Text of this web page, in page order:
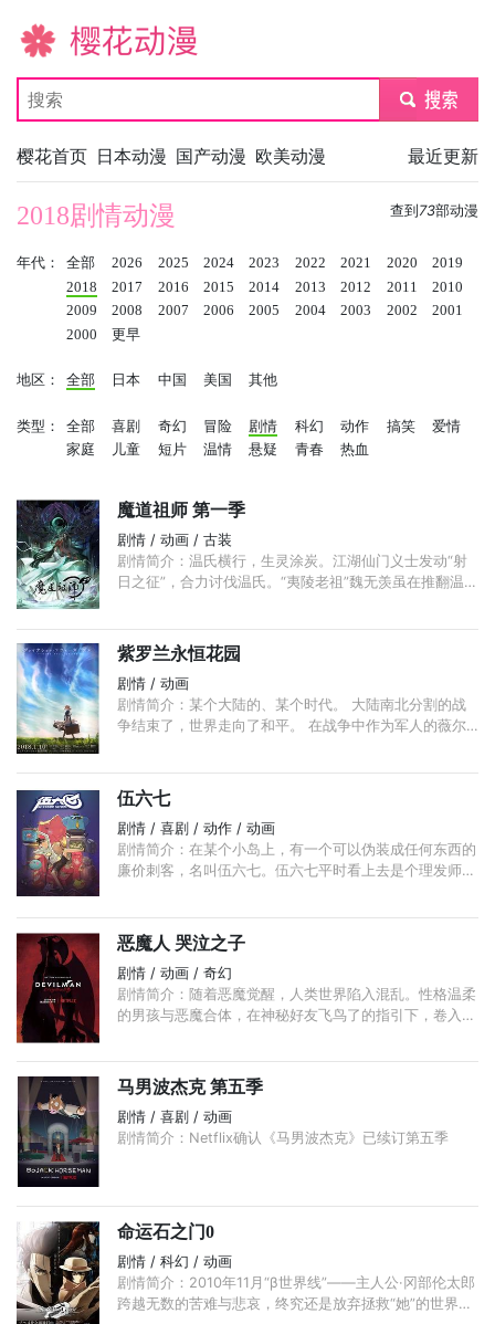
樱花动漫
submit
樱花首页 日本动漫 国产动漫 欧美动漫 最近更新
查到 73部动漫
2018剧情动漫
年代： 全部 2026 2025 2024 2023 2022 2021 2020
2019
2018
2017 2016 2015 2014 2013 2012 2011
2010
2009
2008 2007 2006 2005 2004 2003 2002
2001
2000
更早
地区： 全部 日本 中国 美国 其他
类型： 全部 喜剧 奇幻 冒险 剧情 科幻 动作 搞笑
爱情
家庭
儿童 短片 温情 悬疑 青春 热血
魔道祖师 第一季
剧情 / 动画 / 古装
剧情简介：温氏横行，生灵涂炭。江湖仙门义士发动“射
日之征”，合力讨伐温氏。“夷陵老祖”魏无羡虽在推翻温氏
紫罗兰永恒花园
剧情 / 动画
剧情简介：某个大陆的、某个时代。 大陆南北分割的战
争结束了，世界走向了和平。 在战争中作为军人的薇尔
伍六七
剧情 / 喜剧 / 动作 / 动画
剧情简介：在某个小岛上，有一个可以伪装成任何东西的
廉价刺客，名叫伍六七。伍六七平时看上去是个理发师，
恶魔人 哭泣之子
剧情 / 动画 / 奇幻
剧情简介：随着恶魔觉醒，人类世界陷入混乱。性格温柔
的男孩与恶魔合体，在神秘好友飞鸟了的指引下，卷入一
马男波杰克 第五季
剧情 / 喜剧 / 动画
剧情简介：Netflix确认《马男波杰克》已续订第五季
命运石之门0
剧情 / 科幻 / 动画
剧情简介：2010年11月“β世界线”——主人公·冈部伦太郎
跨越无数的苦难与悲哀，终究还是放弃拯救“她”的世界